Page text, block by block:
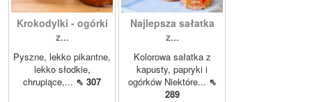
Krokodylki - ogórki
z...
Pyszne, lekko pikantne,
lekko słodkie,
chrupiące,... ⇖ 307
Najlepsza sałatka
z...
Kolorowa sałatka z
kapusty, papryki i
ogórków Niektóre... ⇖
289